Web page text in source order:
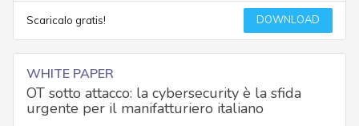
Scaricalo gratis! DOWNLOAD
WHITE PAPER
OT sotto attacco: la cybersecurity è la sfida
urgente per il manifatturiero italiano